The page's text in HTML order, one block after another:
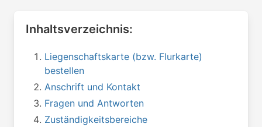
Inhaltsverzeichnis:
Liegenschaftskarte (bzw. Flurkarte)
bestellen
Anschrift und Kontakt
Fragen und Antworten
Zuständigkeitsbereiche